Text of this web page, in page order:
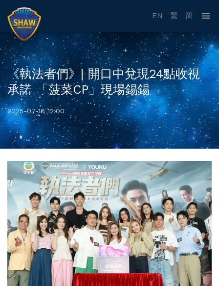
EN 繁 简
《執法者們》| 開口中兌現24點收視
承諾 「菠菜CP」現場錫錫
2025-07-16 12:00